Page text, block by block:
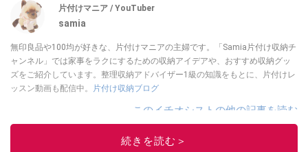
片付けマニア / YouTuber
samia
無印良品や100均が好きな、片付けマニアの主婦です。「Samia片付け収納チ
ャンネル」では家事をラクにするための収納アイデアや、おすすめ収納グッ
ズをご紹介しています。整理収納アドバイザー1級の知識をもとに、片付けレ
ッスン動画も配信中。
片付け収納ブログ
このイチオシストの他の記事を読む
続きを読む＞